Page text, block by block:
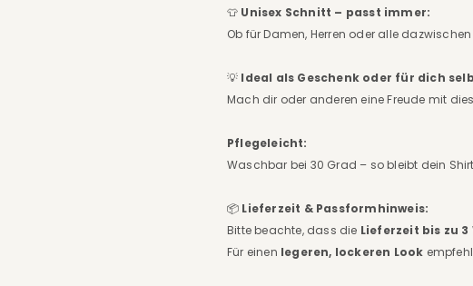
👕 Unisex Schnitt – passt immer:
Ob für Damen, Herren oder alle
💡 Ideal als Geschenk oder für dich
Mach dir oder anderen eine Freude mit
Pflegeleicht:
Waschbar bei 30 Grad – so bleibt dein
📦 Lieferzeit & Passformhinweis:
Bitte beachte, dass die Lieferzeit bis zu
Für einen legeren, lockeren Look